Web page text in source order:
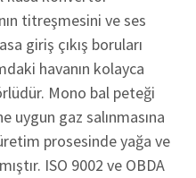
titreşmesini ve ses
giriş çıkış boruları
havanın kolayca
Mono bal peteği
uygun gaz salınmasına
prosesinde yağa ve
ISO 9002 ve OBDA